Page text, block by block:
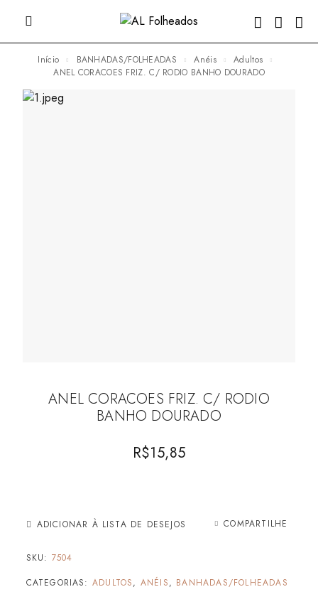
Início BANHADAS/FOLHEADAS Anéis
Adultos
ANEL CORACOES FRIZ. C/ RODIO BANHO DOURADO
ANEL CORACOES FRIZ. C/ RODIO
BANHO DOURADO
R$15,85
ADICIONAR À LISTA DE DESEJOS COMPARTILHE
SKU: 7504
CATEGORIAS: ADULTOS, ANÉIS, BANHADAS/FOLHEADAS